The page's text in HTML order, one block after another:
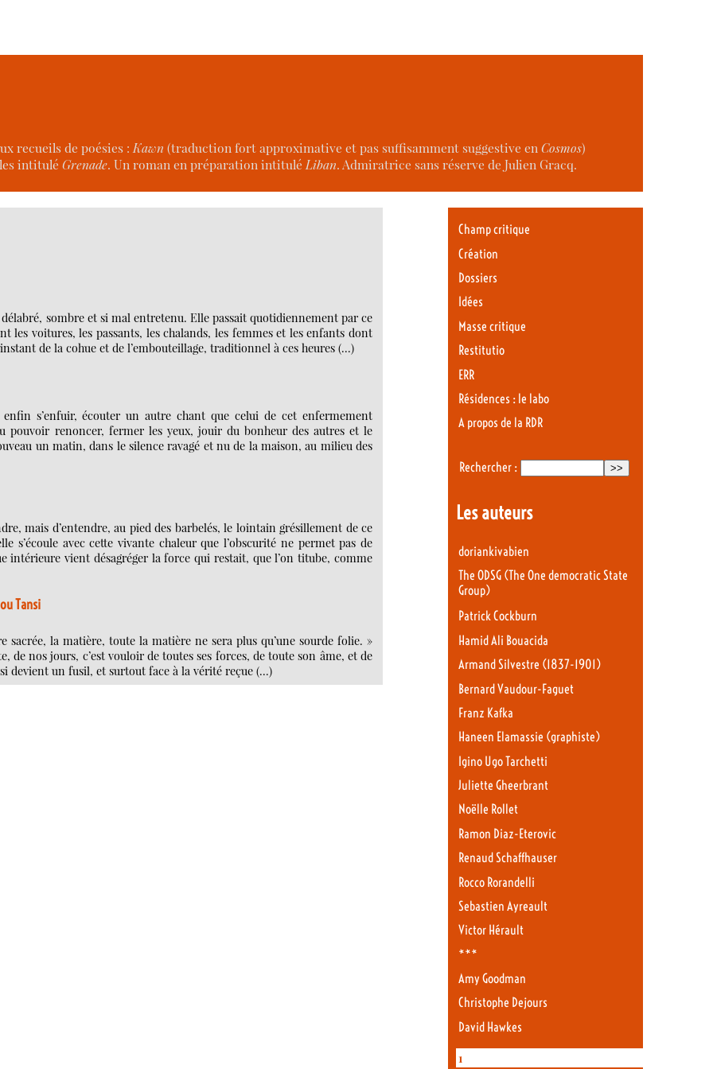
recueils de poésies : Kawn (traduction fort approximative et pas suffisamment suggestive en Cosmos)
intitulé Grenade. Un roman en préparation intitulé Liban. Admiratrice sans réserve de Julien Gracq.
sombre et si mal entretenu. Elle passait quotidiennement par ce
les voitures, les passants, les chalands, les femmes et les enfants dont
de la cohue et de l’embouteillage, traditionnel à ces heures (…)
enfin s’enfuir, écouter un autre chant que celui de cet enfermement
pouvoir renoncer, fermer les yeux, jouir du bonheur des autres et le
un matin, dans le silence ravagé et nu de la maison, au milieu des
mais d’entendre, au pied des barbelés, le lointain grésillement de ce
s’écoule avec cette vivante chaleur que l’obscurité ne permet pas de
vient désagréger la force qui restait, que l’on titube, comme
Tansi
sacrée, la matière, toute la matière ne sera plus qu’une sourde folie. »
de nos jours, c’est vouloir de toutes ses forces, de toute son âme, et de
devient un fusil, et surtout face à la vérité reçue (…)
Champ critique
Création
Dossiers
Idées
Masse critique
Restitutio
ERR
Résidences : le labo
A propos de la RDR
Rechercher :
Les auteurs
doriankivabien
The ODSG (The One democratic State
Group)
Patrick Cockburn
Hamid Ali Bouacida
Armand Silvestre (1837-1901)
Bernard Vaudour-Faguet
Franz Kafka
Haneen Elamassie (graphiste)
Igino Ugo Tarchetti
Juliette Gheerbrant
Noëlle Rollet
Ramon Diaz-Eterovic
Renaud Schaffhauser
Rocco Rorandelli
Sebastien Ayreault
Victor Hérault
***
Amy Goodman
Christophe Dejours
David Hawkes
1